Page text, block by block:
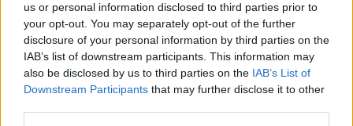
us or personal information disclosed to third parties prior to
your opt-out. You may separately opt-out of the further
disclosure of your personal information by third parties on the
IAB’s list of downstream participants. This information may
also be disclosed by us to third parties on the IAB’s List of
Downstream Participants that may further disclose it to other
Υπενθυμίζεται ότι οΤραμπ είχε υποστηρίξει
ότι η Ρωσία βαδίζει προς τη νίκη και ότι το
Κίεβο ενδέχεται να χρειαστεί να
παραχωρήσει εδάφη.
Σε συνέντευξή του στο Politico, ο Τραμπ